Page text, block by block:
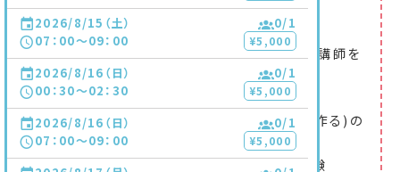
受けた生徒11人
●『表現教室そうぞう』で子どものための演技講師を
している
●チャイルドコーチングアドバイザー
●オンライン劇団(全ての工程をオンラインで作る)の
主宰。企画、脚本、演出を担当。
●子どもミュージカル講師(ダンス担当)も経験
2026/8/15（土）
07：00〜09：00
0/1
¥5,000
2026/8/16（日）
00：30〜02：30
0/1
¥5,000
2026/8/16（日）
07：00〜09：00
0/1
¥5,000